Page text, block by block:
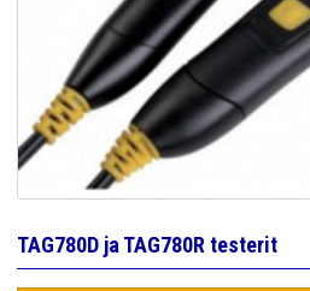
TAG780D ja TAG780R testerit